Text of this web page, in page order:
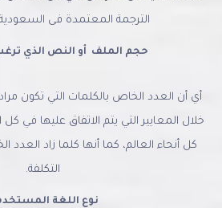
الترجمة المعتمدة فى
حجم الملف أو النص الذي
أي أن العدد الخاص بالكلمات التي تكون
خلال المعايير التي يتم الاتفاق عليها في
كل أنحاء العالم، كما أنها كلما زاد العدد
التكلفة.
نوع اللغة